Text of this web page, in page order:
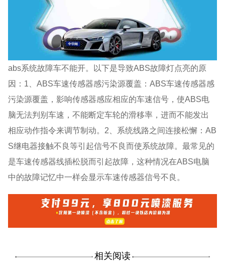
abs系统故障车不能开。以下是导致ABS故障灯点亮的原
因：1、ABS车速传感器感污染源覆盖：ABS车速传感器感
污染源覆盖，影响传感器感应相应的车速信号，使ABS电
脑无法判别车速，不能断定车轮的滑移率，进而不能发出
相应动作指令来调节制动。2、系统线路之间连接松懈：AB
S继电器接触不良等引起信号不良而使系统故障。最常见的
是车速传感器线插松脱而引起故障，这种情况在ABS电脑
中的故障记忆中一样会显示车速传感器信号不良。
相关阅读